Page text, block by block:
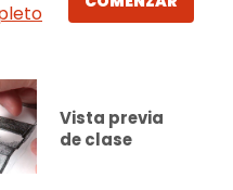
Vista previa
de clase